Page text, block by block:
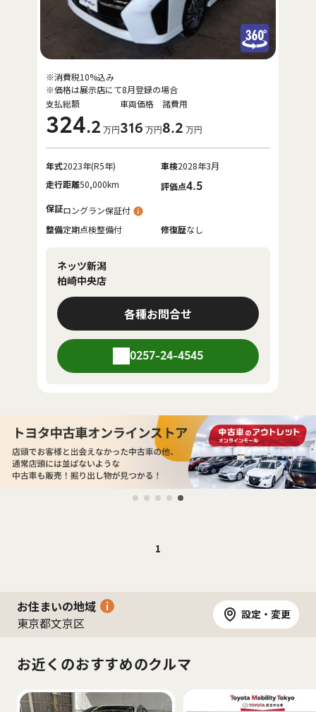
支払総額
324.2 万円
車両価格
316 万円
諸費用
8.2 万円
※消費税10%込み
※価格は展示店にて8月登録の場合
年式2023年(R5年) 車検2028年3月
走行距離50,000km 評価点4.5
保証ロングラン保証付
整備定期点検整備付 修復歴なし
ネッツ新潟
柏崎中央店
各種お問合せ
0257-24-4545
1
お住まいの地域
東京都文京区
設定・変更
お近くのおすすめのクルマ